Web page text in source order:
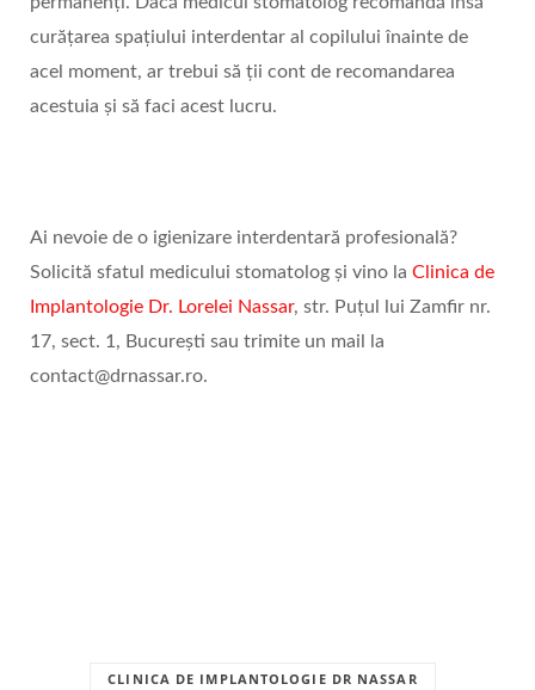
curățarea spațiului interdentar al copilului înainte de
acel moment, ar trebui să ții cont de recomandarea
acestuia și să faci acest lucru.
Ai nevoie de o igienizare interdentară profesională?
Solicită sfatul medicului stomatolog și vino la Clinica de
Implantologie Dr. Lorelei Nassar, str. Puțul lui Zamfir nr.
17, sect. 1, București sau trimite un mail la
contact@drnassar.ro.
CLINICA DE IMPLANTOLOGIE DR NASSAR